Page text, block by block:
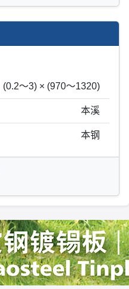
(0.2～3) × (970～1320)
本溪
本钢